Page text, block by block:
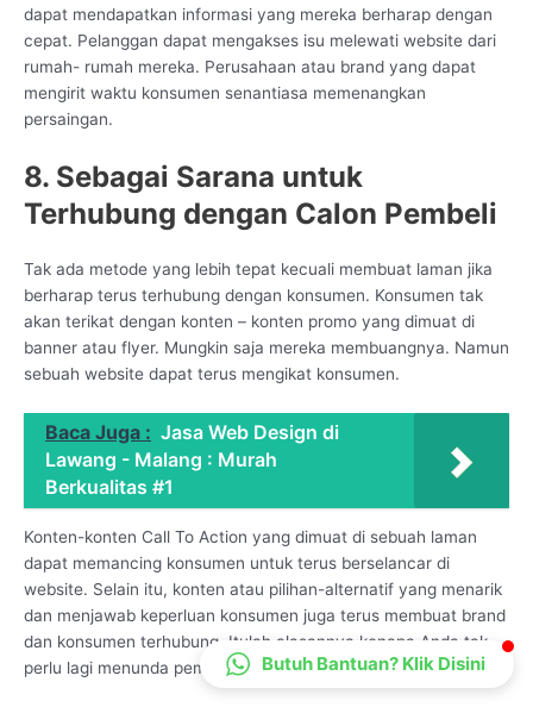
dapat mendapatkan informasi yang mereka berharap dengan
cepat. Pelanggan dapat mengakses isu melewati website dari
rumah- rumah mereka. Perusahaan atau brand yang dapat
mengirit waktu konsumen senantiasa memenangkan
persaingan.
8. Sebagai Sarana untuk
Terhubung dengan Calon Pembeli
Tak ada metode yang lebih tepat kecuali membuat laman jika
berharap terus terhubung dengan konsumen. Konsumen tak
akan terikat dengan konten – konten promo yang dimuat di
banner atau flyer. Mungkin saja mereka membuangnya. Namun
sebuah website dapat terus mengikat konsumen.
Baca Juga : Jasa Web Design di
Lawang - Malang : Murah
Berkualitas #1
Konten-konten Call To Action yang dimuat di sebuah laman
dapat memancing konsumen untuk terus berselancar di
website. Selain itu, konten atau pilihan-alternatif yang menarik
dan menjawab keperluan konsumen juga terus membuat brand
dan konsumen terhubung. Itulah alasannya kenapa Anda tak
perlu lagi menunda pembuatan web di layanan kami.
CS Lenteraweb
Online
Butuh Bantuan? Klik Disini